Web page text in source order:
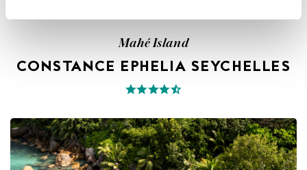
Mahé Island
CONSTANCE EPHELIA SEYCHELLES